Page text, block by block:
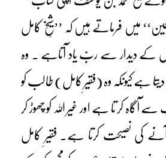
میں فرماتے ہیں کہ ’’شیخِ کامل
کے دیدار سے ربّ یاد آتاہے ۔ وہ
ہے کیونکہ وہ (فقیرِ کامل) طالب کو
کر تا ہے اور غیر اللہ کو چھوڑ کر
آنے کی نصیحت کرتا ہے۔ فقیرِ کامل